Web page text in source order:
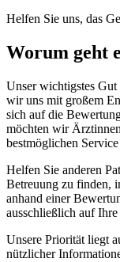
Helfen Sie uns, das
Worum geht
Unser wichtigstes Gut
wir uns mit großem
sich auf die
möchten wir
bestmöglichen
Helfen Sie anderen
Betreuung zu finden,
anhand einer
ausschließlich auf
Unsere Priorität liegt
nützlicher